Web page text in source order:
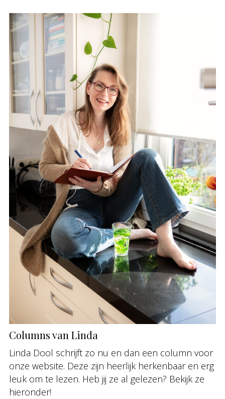
Columns van Linda
Linda Dool schrijft zo nu en dan een column voor
onze website. Deze zijn heerlijk herkenbaar en erg
leuk om te lezen. Heb jij ze al gelezen? Bekijk ze
hieronder!